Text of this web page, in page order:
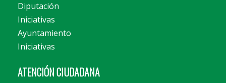
Diputación
Iniciativas
Ayuntamiento
Iniciativas
ATENCIÓN CIUDADANA